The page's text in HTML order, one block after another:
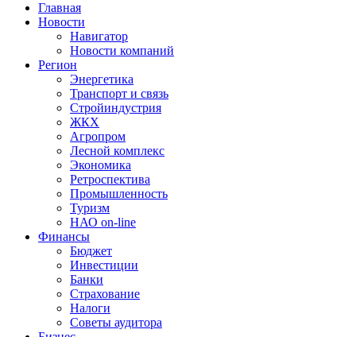
Главная
Новости
Навигатор
Новости компаний
Регион
Энергетика
Транспорт и связь
Стройиндустрия
ЖКХ
Агропром
Лесной комплекс
Экономика
Ретроспектива
Промышленность
Туризм
НАО on-line
Финансы
Бюджет
Инвестиции
Банки
Страхование
Налоги
Советы аудитора